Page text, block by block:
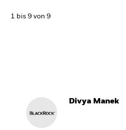
1 bis 9 von 9
Divya Manek